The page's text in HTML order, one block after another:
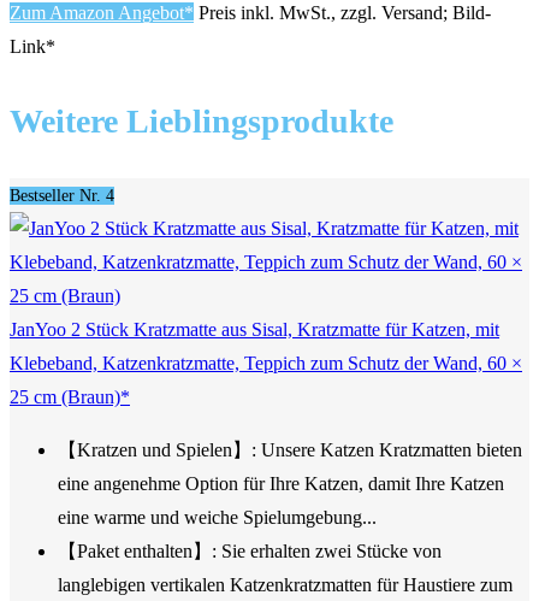
Zum Amazon Angebot* Preis inkl. MwSt., zzgl. Versand; Bild-
Link*
Weitere Lieblingsprodukte
Bestseller Nr. 4
JanYoo 2 Stück Kratzmatte aus Sisal, Kratzmatte für Katzen, mit
Klebeband, Katzenkratzmatte, Teppich zum Schutz der Wand, 60 ×
25 cm (Braun)*
【Kratzen und Spielen】: Unsere Katzen Kratzmatten bieten
eine angenehme Option für Ihre Katzen, damit Ihre Katzen
eine warme und weiche Spielumgebung...
【Paket enthalten】: Sie erhalten zwei Stücke von
langlebigen vertikalen Katzenkratzmatten für Haustiere zum